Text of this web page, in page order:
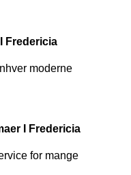
Fredericia
moderne
I Fredericia
for mange